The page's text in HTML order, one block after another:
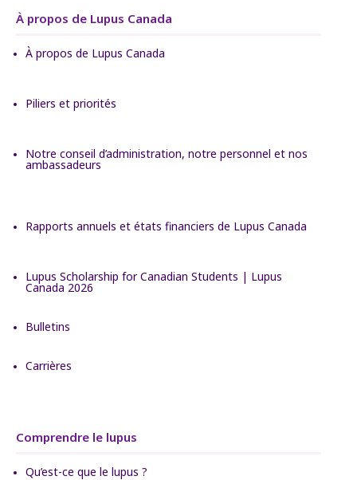
À propos de Lupus Canada
À propos de Lupus Canada
Piliers et priorités
Notre conseil d’administration, notre personnel et nos
ambassadeurs
Rapports annuels et états financiers de Lupus Canada
Lupus Scholarship for Canadian Students | Lupus
Canada 2026
Bulletins
Carrières
Comprendre le lupus
Qu’est-ce que le lupus ?